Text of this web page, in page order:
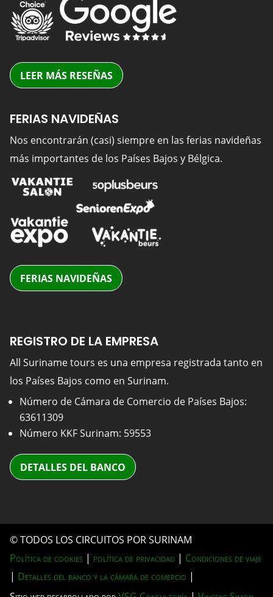
LEER MÁS RESEÑAS
FERIAS NAVIDEÑAS
Nos encontrarán (casi) siempre en las ferias navideñas
más importantes de los Países Bajos y Bélgica.
FERIAS NAVIDEÑAS
REGISTRO DE LA EMPRESA
All Suriname tours es una empresa registrada tanto en
los Países Bajos como en Surinam.
Número de Cámara de Comercio de Países Bajos:
63611309
Número KKF Surinam: 59553
DETALLES DEL BANCO
© TODOS LOS CIRCUITOS POR SURINAM
Política de cookies| política de privacidad| Condiciones de viaje
| Detalles del banco y la cámara de comercio |